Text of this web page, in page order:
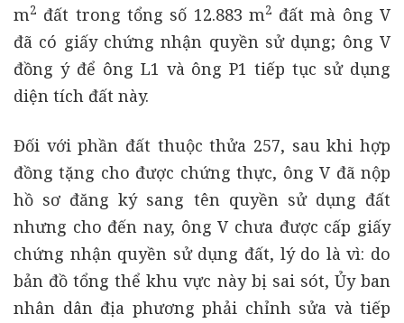
m2 đất trong tổng số 12.883 m2 đất mà ông V
đã có giấy chứng nhận quyền sử dụng; ông V
đồng ý để ông L1 và ông P1 tiếp tục sử dụng
diện tích đất này.
Đối với phần đất thuộc thửa 257, sau khi hợp
đồng tặng cho được chứng thực, ông V đã nộp
hồ sơ đăng ký sang tên quyền sử dụng đất
nhưng cho đến nay, ông V chưa được cấp giấy
chứng nhận quyền sử dụng đất, lý do là vì: do
bản đồ tổng thể khu vực này bị sai sót, Ủy ban
nhân dân địa phương phải chỉnh sửa và tiếp